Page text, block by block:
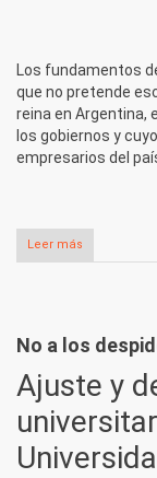
Los fundamentos
que no pretende
reina en Argentina,
los gobiernos y
empresarios del
Leer más
No a los
Ajuste y